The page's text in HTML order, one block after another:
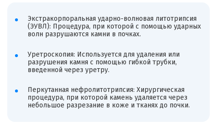
Экстракорпоральная ударно-волновая литотрипсия
(ЭУВЛ): Процедура, при которой с помощью ударных
волн разрушаются камни в почках.
Уретроскопия: Используется для удаления или
разрушения камня с помощью гибкой трубки,
введенной через уретру.
Перкутанная нефролитотрипсия: Хирургическая
процедура, при которой камень удаляется через
небольшое разрезание в коже и тканях до почки.